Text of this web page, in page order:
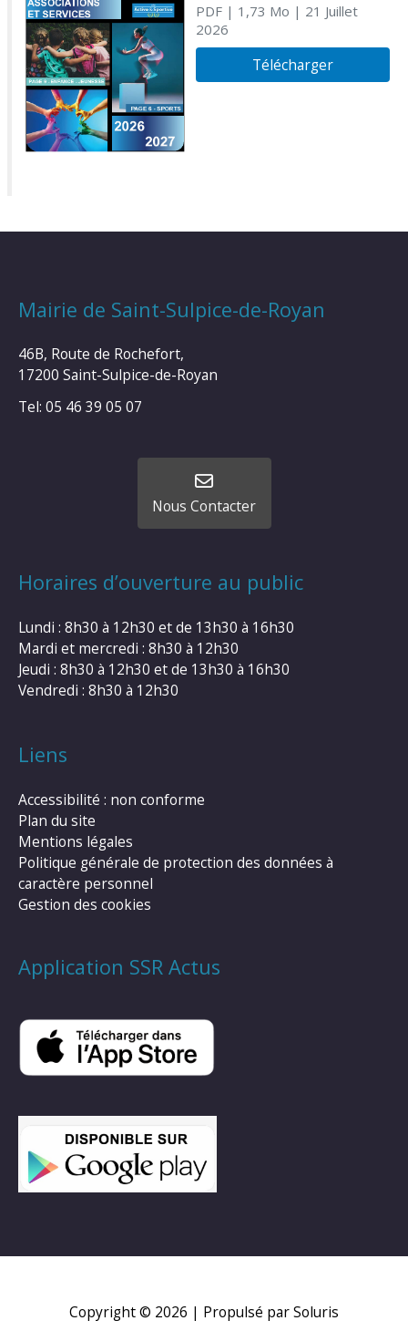
PDF| 1,73 Mo | 21 Juillet
2026
Télécharger
Mairie de Saint-Sulpice-de-Royan
46B, Route de Rochefort,
17200 Saint-Sulpice-de-Royan
Tel: 05 46 39 05 07
Nous Contacter
Horaires d’ouverture au public
Lundi : 8h30 à 12h30 et de 13h30 à 16h30
Mardi et mercredi : 8h30 à 12h30
Jeudi : 8h30 à 12h30 et de 13h30 à 16h30
Vendredi : 8h30 à 12h30
Liens
Accessibilité : non conforme
Plan du site
Mentions légales
Politique générale de protection des données à
caractère personnel
Gestion des cookies
Application SSR Actus
Copyright © 2026 | Propulsé par Soluris